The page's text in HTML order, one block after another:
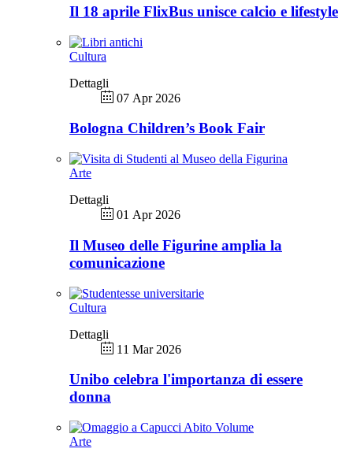
Il 18 aprile FlixBus unisce calcio e lifestyle
Cultura
Dettagli
07 Apr 2026
Bologna Children’s Book Fair
Arte
Dettagli
01 Apr 2026
Il Museo delle Figurine amplia la
comunicazione
Cultura
Dettagli
11 Mar 2026
Unibo celebra l'importanza di essere
donna
Arte